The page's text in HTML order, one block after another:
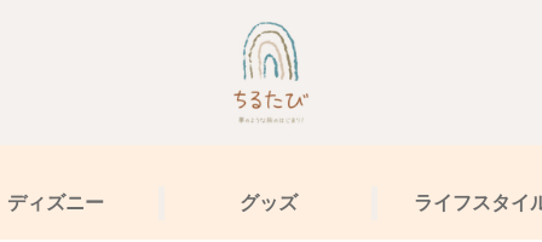
ディズニー グッズ ライフスタイ